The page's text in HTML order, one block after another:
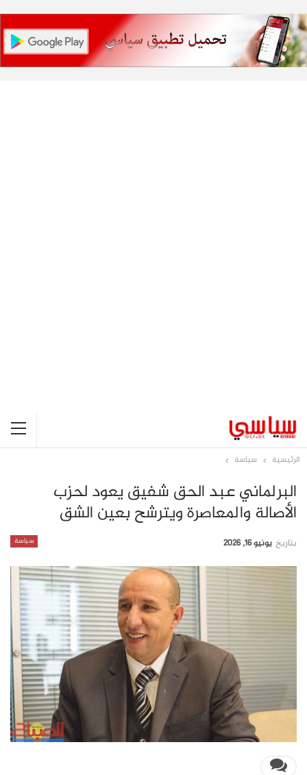
الرئيسية سياسة
البرلماني عبد الحق شفيق يعود لحزب
الأصالة والمعاصرة ويترشح بعين الشق
سياسة بتاريخ يونيو 16, 2026